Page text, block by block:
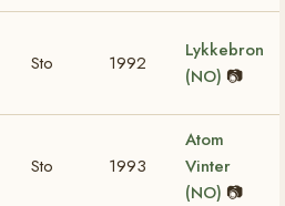
Sto 1992
Lykkebron
(NO) 📷
Sto 1993
Atom
Vinter
(NO) 📷